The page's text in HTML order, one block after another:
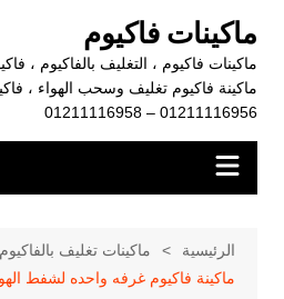
المحتوى
ماكينات فاكيوم
ماكينات فاكيوم ، التغليف بالفاكيوم ،
01211116956 – 01211116958
الرئيسية
ماكينات تغليف بالفاكيوم
ماكينة فاكيوم غرفه واحده لشفط